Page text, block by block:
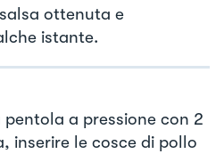
ottenuta e
istante.
a pressione con 2
inserire le cosce di pollo